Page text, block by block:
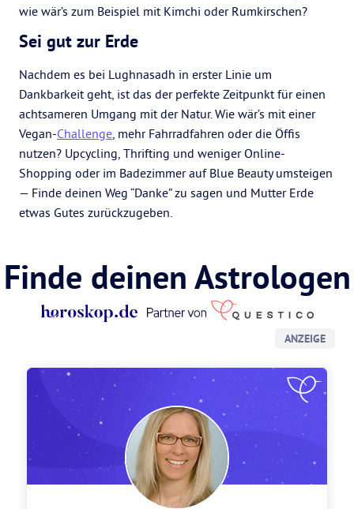
wie wär’s zum Beispiel mit Kimchi oder Rumkirschen?
Sei gut zur Erde
Nachdem es bei Lughnasadh in erster Linie um
Dankbarkeit geht, ist das der perfekte Zeitpunkt für einen
achtsameren Umgang mit der Natur. Wie wär’s mit einer
Vegan-Challenge, mehr Fahrradfahren oder die Öffis
nutzen? Upcycling, Thrifting und weniger Online-
Shopping oder im Badezimmer auf Blue Beauty umsteigen
— Finde deinen Weg “Danke” zu sagen und Mutter Erde
etwas Gutes zurückzugeben.
Finde deinen Astrologen
ANZEIGE